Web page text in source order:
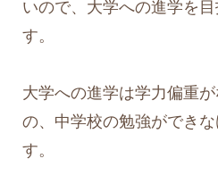
いので、大学への進学を
す。
大学への進学は学力偏重
の、中学校の勉強ができ
す。